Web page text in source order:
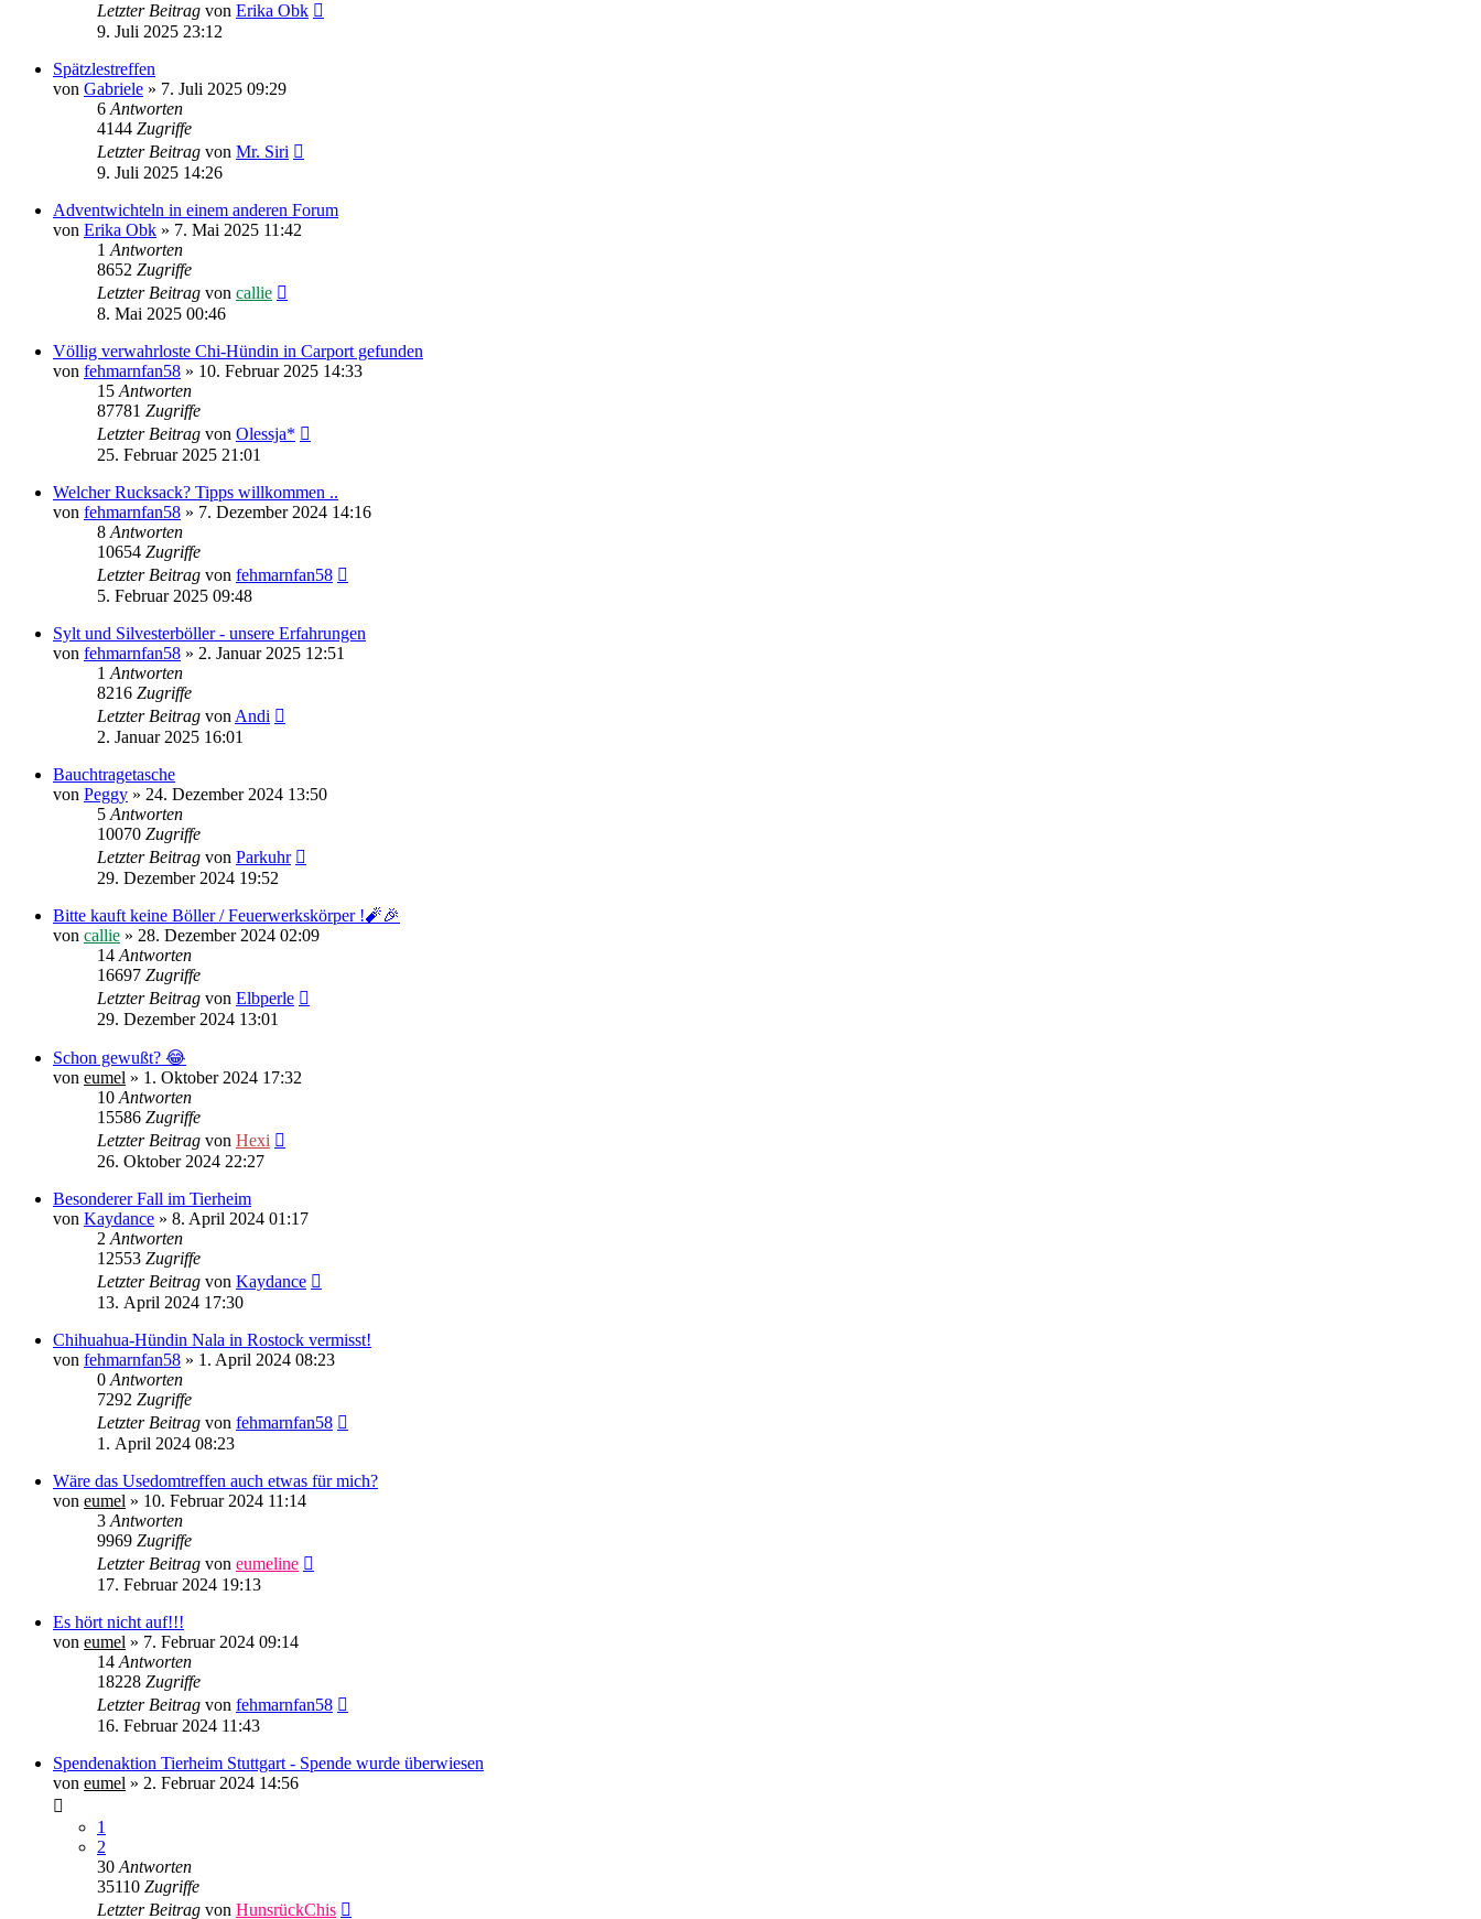
Letzter Beitrag von Erika Obk
9. Juli 2025 23:12
Spätzlestreffen
von Gabriele » 7. Juli 2025 09:29
6 Antworten
4144 Zugriffe
Letzter Beitrag von Mr. Siri
9. Juli 2025 14:26
Adventwichteln in einem anderen Forum
von Erika Obk » 7. Mai 2025 11:42
1 Antworten
8652 Zugriffe
Letzter Beitrag von callie
8. Mai 2025 00:46
Völlig verwahrloste Chi-Hündin in Carport gefunden
von fehmarnfan58 » 10. Februar 2025 14:33
15 Antworten
87781 Zugriffe
Letzter Beitrag von Olessja*
25. Februar 2025 21:01
Welcher Rucksack? Tipps willkommen ..
von fehmarnfan58 » 7. Dezember 2024 14:16
8 Antworten
10654 Zugriffe
Letzter Beitrag von fehmarnfan58
5. Februar 2025 09:48
Sylt und Silvesterböller - unsere Erfahrungen
von fehmarnfan58 » 2. Januar 2025 12:51
1 Antworten
8216 Zugriffe
Letzter Beitrag von Andi
2. Januar 2025 16:01
Bauchtragetasche
von Peggy » 24. Dezember 2024 13:50
5 Antworten
10070 Zugriffe
Letzter Beitrag von Parkuhr
29. Dezember 2024 19:52
Bitte kauft keine Böller / Feuerwerkskörper !🧨🎉
von callie » 28. Dezember 2024 02:09
14 Antworten
16697 Zugriffe
Letzter Beitrag von Elbperle
29. Dezember 2024 13:01
Schon gewußt? 😂
von eumel » 1. Oktober 2024 17:32
10 Antworten
15586 Zugriffe
Letzter Beitrag von Hexi
26. Oktober 2024 22:27
Besonderer Fall im Tierheim
von Kaydance » 8. April 2024 01:17
2 Antworten
12553 Zugriffe
Letzter Beitrag von Kaydance
13. April 2024 17:30
Chihuahua-Hündin Nala in Rostock vermisst!
von fehmarnfan58 » 1. April 2024 08:23
0 Antworten
7292 Zugriffe
Letzter Beitrag von fehmarnfan58
1. April 2024 08:23
Wäre das Usedomtreffen auch etwas für mich?
von eumel » 10. Februar 2024 11:14
3 Antworten
9969 Zugriffe
Letzter Beitrag von eumeline
17. Februar 2024 19:13
Es hört nicht auf!!!
von eumel » 7. Februar 2024 09:14
14 Antworten
18228 Zugriffe
Letzter Beitrag von fehmarnfan58
16. Februar 2024 11:43
Spendenaktion Tierheim Stuttgart - Spende wurde überwiesen
von eumel » 2. Februar 2024 14:56
1
2
30 Antworten
35110 Zugriffe
Letzter Beitrag von HunsrückChis